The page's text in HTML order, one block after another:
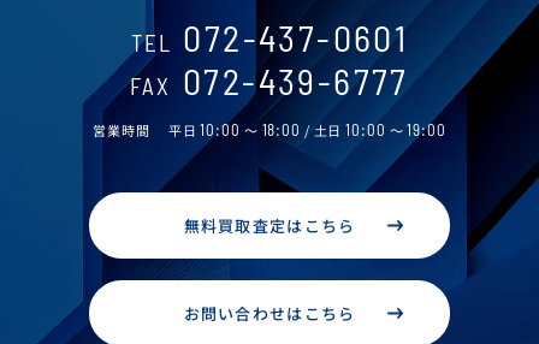
TEL 072-437-0601
FAX 072-439-6777
営業時間 平日10:00 ～ 18:00 / 土日10:00 ～19:00
無料買取査定はこちら
お問い合わせはこちら